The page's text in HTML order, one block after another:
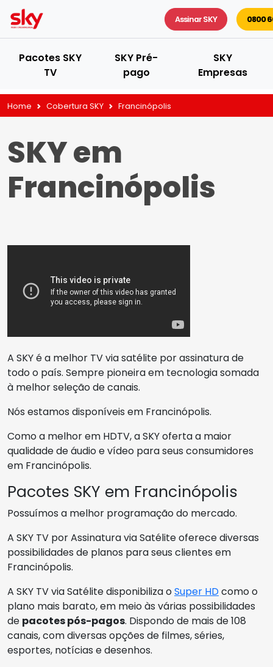
Assinar SKY 0800
Pacotes SKY
TV
SKY Pré-
pago
SKY
Empresas
Home Cobertura SKY Francinópolis
SKY em
Francinópolis
A SKY é a melhor TV via satélite por assinatura de
todo o país. Sempre pioneira em tecnologia somada
à melhor seleção de canais.
Nós estamos disponíveis em Francinópolis.
Como a melhor em HDTV, a SKY oferta a maior
qualidade de áudio e vídeo para seus consumidores
em Francinópolis.
Pacotes SKY em Francinópolis
Possuímos a melhor programação do mercado.
A SKY TV por Assinatura via Satélite oferece diversas
possibilidades de planos para seus clientes em
Francinópolis.
A SKY TV via Satélite disponibiliza oSuper HDcomo o
plano mais barato, em meio às várias possibilidades
de pacotes pós-pagos. Dispondo de mais de 108
canais, com diversas opções de filmes, séries,
esportes, notícias e desenhos.